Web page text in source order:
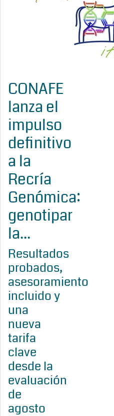
CONAFE
lanza el
impulso
definitivo
a la
Recría
Genómica:
genotipar
la...
Resultados
probados,
asesoramiento
incluido y
una
nueva
tarifa
clave
desde la
evaluación
de
agosto